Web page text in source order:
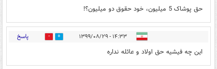
حق پوشاک 5 میلیون، خود حقوق دو میلیون؟!
۱۴:۳۳ - ۱۳۹۹/۰۸/۲۹ 8 پاسخ
این چه فیشیه حق اولاد و عائله نداره